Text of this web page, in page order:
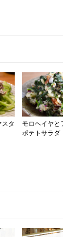
タ
モロヘイヤと
ポテトサラダ